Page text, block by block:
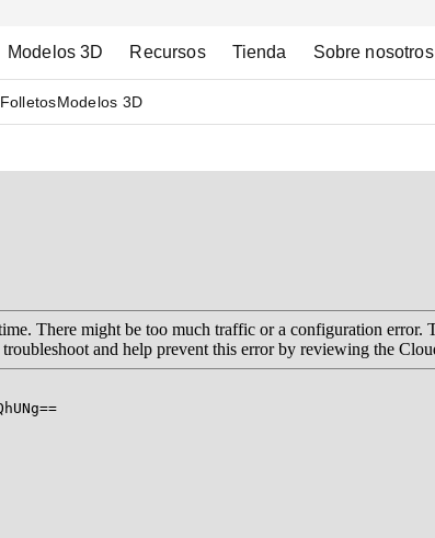
Modelos 3D Recursos Tienda Sobre nosotros
FolletosModelos 3D